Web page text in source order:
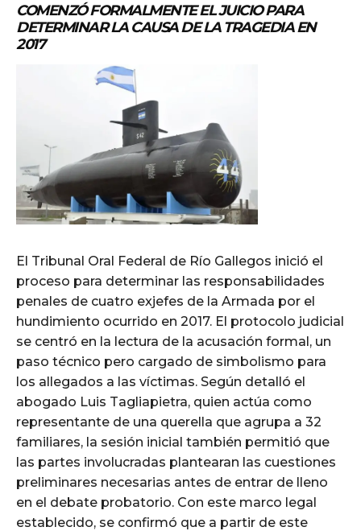
COMENZÓ FORMALMENTE EL JUICIO PARA
DETERMINAR LA CAUSA DE LA TRAGEDIA EN
2017
El Tribunal Oral Federal de Río Gallegos inició el
proceso para determinar las responsabilidades
penales de cuatro exjefes de la Armada por el
hundimiento ocurrido en 2017. El protocolo judicial
se centró en la lectura de la acusación formal, un
paso técnico pero cargado de simbolismo para
los allegados a las víctimas. Según detalló el
abogado Luis Tagliapietra, quien actúa como
representante de una querella que agrupa a 32
familiares, la sesión inicial también permitió que
las partes involucradas plantearan las cuestiones
preliminares necesarias antes de entrar de lleno
en el debate probatorio. Con este marco legal
establecido, se confirmó que a partir de este